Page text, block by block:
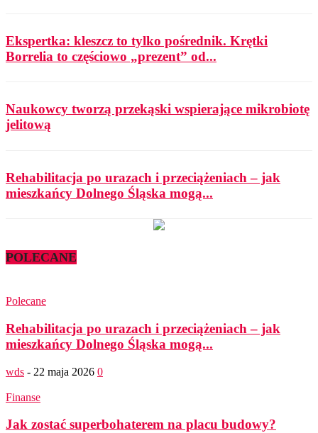
Ekspertka: kleszcz to tylko pośrednik. Krętki
Borrelia to częściowo „prezent” od...
Naukowcy tworzą przekąski wspierające mikrobiotę
jelitową
Rehabilitacja po urazach i przeciążeniach – jak
mieszkańcy Dolnego Śląska mogą...
POLECANE
Polecane
Rehabilitacja po urazach i przeciążeniach – jak
mieszkańcy Dolnego Śląska mogą...
wds - 22 maja 2026 0
Finanse
Jak zostać superbohaterem na placu budowy?